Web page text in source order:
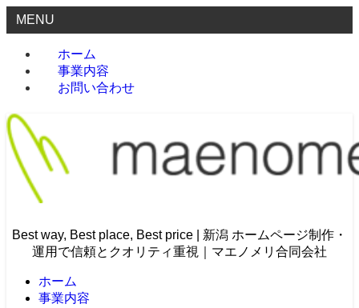
MENU
ホーム
事業内容
お問い合わせ
Best way, Best place, Best price | 新潟 ホームページ制作・
運用で信頼とクオリティ重視｜マエノメリ合同会社
ホーム
事業内容